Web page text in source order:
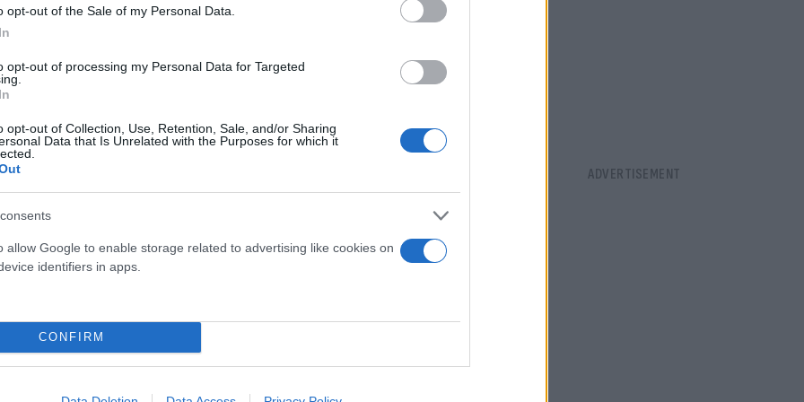
opt-out of the Sale of my Personal Data.
opt-out of processing my Personal Data for Targeted
opt-out of Collection, Use, Retention, Sale, and/or Sharing
Data that Is Unrelated with the Purposes for which it
allow Google to enable storage related to advertising like cookies on
identifiers in apps.
CONFIRM
κατηγόρησε το νέο κόμμα ότι επενδύει κυρίως σε
σχέδιο. Όπως σημείωσε, έννοιες όπως η φορολογική
πολιτικά συνθήματα αν δεν συνοδεύονται από σαφείς και
στελεχών της Ελληνικής Αριστερής Συμπαράταξης
με τις υπόλοιπες δυνάμεις του προοδευτικού
ΠΑΣΟΚ για την κυριαρχία στην Κεντροαριστερά.
όρου «Αριστερά» από το νέο κόμμα του Αλέξη Τσίπρα,
παιχνίδι συμβόλων παρά μια ουσιαστική αναφορά στις